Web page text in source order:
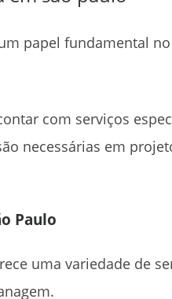
papel fundamental
com serviços
necessárias em
Paulo
uma variedade de